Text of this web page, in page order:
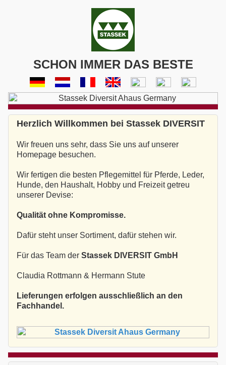
SCHON IMMER DAS BESTE
Herzlich Willkommen bei Stassek DIVERSIT
Wir freuen uns sehr, dass Sie uns auf unserer
Homepage besuchen.
Wir fertigen die besten Pflegemittel für Pferde, Leder,
Hunde, den Haushalt, Hobby und Freizeit getreu
unserer Devise:
Qualität ohne Kompromisse.
Dafür steht unser Sortiment, dafür stehen wir.
Für das Team der Stassek DIVERSIT GmbH
Claudia Rottmann & Hermann Stute
Lieferungen erfolgen ausschließlich an den
Fachhandel.